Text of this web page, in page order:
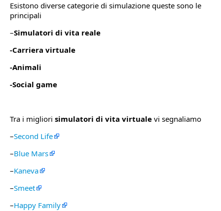
Esistono diverse categorie di simulazione queste sono le
principali
–Simulatori di vita reale
-Carriera virtuale
-Animali
-Social game
Tra i migliori simulatori di vita virtuale vi segnaliamo
–Second Life
–Blue Mars
–Kaneva
–Smeet
–Happy Family